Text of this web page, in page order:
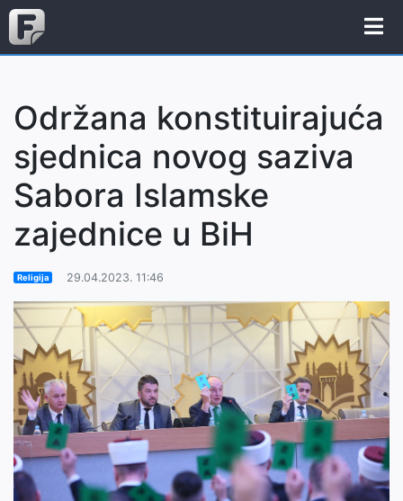
Održana konstituirajuća
sjednica novog saziva
Sabora Islamske
zajednice u BiH
Religija 29.04.2023. 11:46